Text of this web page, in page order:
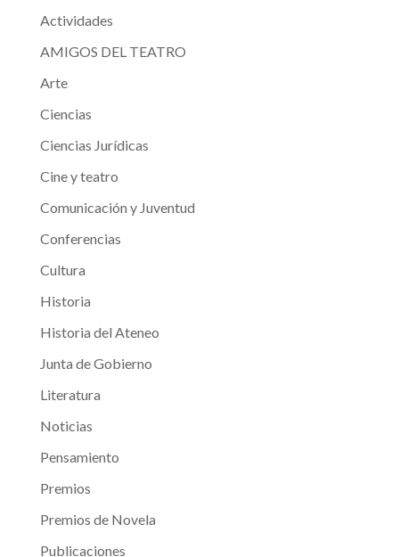
Actividades
AMIGOS DEL TEATRO
Arte
Ciencias
Ciencias Jurídicas
Cine y teatro
Comunicación y Juventud
Conferencias
Cultura
Historia
Historia del Ateneo
Junta de Gobierno
Literatura
Noticias
Pensamiento
Premios
Premios de Novela
Publicaciones